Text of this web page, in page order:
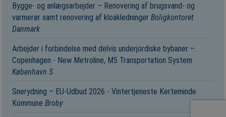
Bygge- og anlægsarbejder – Renovering af brugsvand- og
varmerør samt renovering af kloakledningerBoligkontoret
Danmark
Arbejder i forbindelse med delvis underjordiske bybaner –
Copenhagen - New Metroline, M5 Transportation System
København S
Snerydning – EU-Udbud 2026 - Vintertjeneste Kerteminde
KommuneBroby